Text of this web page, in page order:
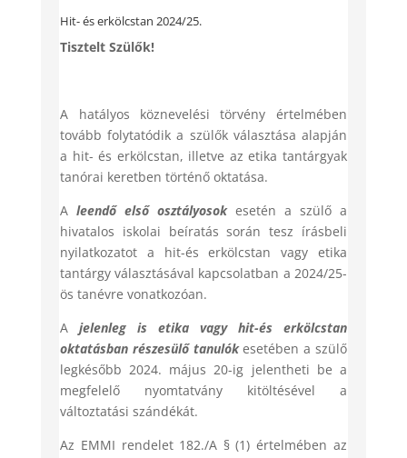
Hit- és erkölcstan 2024/25.
Tisztelt Szülők!
A hatályos köznevelési törvény értelmében
tovább folytatódik a szülők választása alapján
a hit- és erkölcstan, illetve az etika tantárgyak
tanórai keretben történő oktatása.
Aleendő első osztályosokesetén a szülő a
hivatalos iskolai beíratás során tesz írásbeli
nyilatkozatot a hit-és erkölcstan vagy etika
tantárgy választásával kapcsolatban a 2024/25-
ös tanévre vonatkozóan.
Ajelenleg is etika vagy hit-és erkölcstan
oktatásban részesülő tanulókesetében a szülő
legkésőbb 2024. május 20-ig jelentheti be a
megfelelő nyomtatvány kitöltésével a
változtatási szándékát.
Az EMMI rendelet 182./A § (1) értelmében az